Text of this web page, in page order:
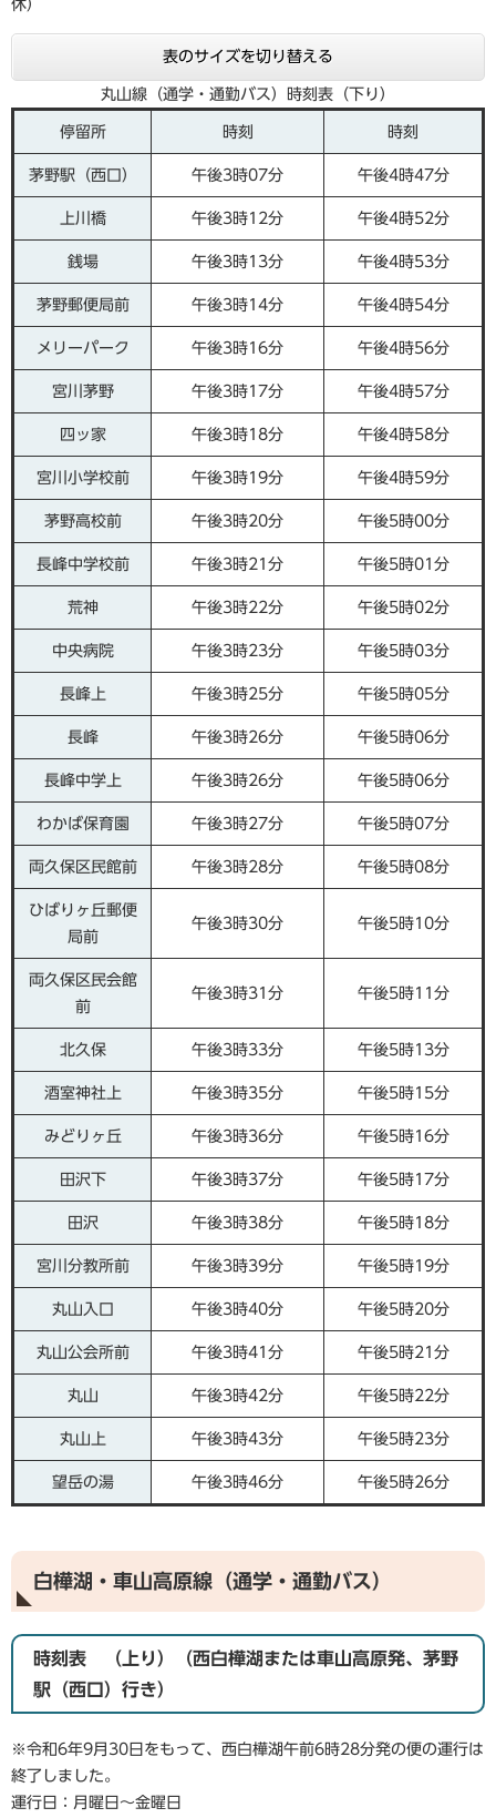
休）
表のサイズを切り替える
丸山線（通学・通勤バス）時刻表（下り）
停留所 時刻 時刻
茅野駅（西口） 午後3時07分 午後4時47分
上川橋 午後3時12分 午後4時52分
銭場 午後3時13分 午後4時53分
茅野郵便局前 午後3時14分 午後4時54分
メリーパーク 午後3時16分 午後4時56分
宮川茅野 午後3時17分 午後4時57分
四ッ家 午後3時18分 午後4時58分
宮川小学校前 午後3時19分 午後4時59分
茅野高校前 午後3時20分 午後5時00分
長峰中学校前 午後3時21分 午後5時01分
荒神 午後3時22分 午後5時02分
中央病院 午後3時23分 午後5時03分
長峰上 午後3時25分 午後5時05分
長峰 午後3時26分 午後5時06分
長峰中学上 午後3時26分 午後5時06分
わかば保育園 午後3時27分 午後5時07分
両久保区民館前 午後3時28分 午後5時08分
ひばりヶ丘郵便
局前
午後3時30分 午後5時10分
両久保区民会館
前
午後3時31分 午後5時11分
北久保 午後3時33分 午後5時13分
酒室神社上 午後3時35分 午後5時15分
みどりヶ丘 午後3時36分 午後5時16分
田沢下 午後3時37分 午後5時17分
田沢 午後3時38分 午後5時18分
宮川分教所前 午後3時39分 午後5時19分
丸山入口 午後3時40分 午後5時20分
丸山公会所前 午後3時41分 午後5時21分
丸山 午後3時42分 午後5時22分
丸山上 午後3時43分 午後5時23分
望岳の湯 午後3時46分 午後5時26分
白樺湖・車山高原線（通学・通勤バス）
時刻表 （上り）（西白樺湖または車山高原発、茅野
駅（西口）行き）
※令和6年9月30日をもって、西白樺湖午前6時28分発の便の運行は
終了しました。
運行日：月曜日～金曜日